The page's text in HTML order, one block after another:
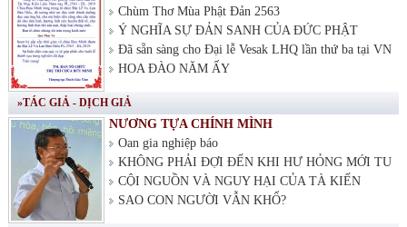
Chùm Thơ Mùa Phật Đản 2563
Ý NGHĨA SỰ ĐẢN SANH CỦA ĐỨC PHẬT
Đã sẵn sàng cho Đại lễ Vesak LHQ lần thứ ba tại VN
HOA ĐÀO NĂM ẤY
»TÁC GIẢ - DỊCH GIẢ
NƯƠNG TỰA CHÍNH MÌNH
Oan gia nghiệp báo
KHÔNG PHẢI ĐỢI ĐẾN KHI HƯ HỎNG MỚI TU
CỘI NGUỒN VÀ NGUY HẠI CỦA TÀ KIẾN
SAO CON NGƯỜI VẪN KHỔ?